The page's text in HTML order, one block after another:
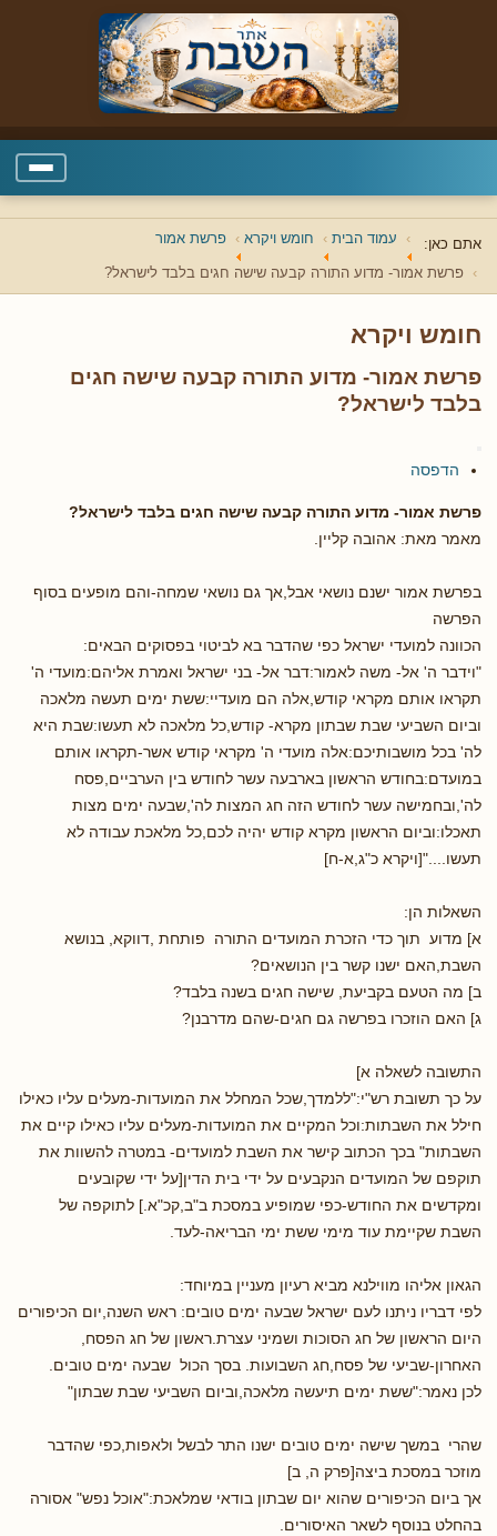
אתם כאן: עמוד הבית חומש ויקרא פרשת אמור
פרשת אמור- מדוע התורה קבעה שישה חגים בלבד לישראל?
חומש ויקרא
פרשת אמור- מדוע התורה קבעה שישה חגים
בלבד לישראל?
הדפסה
פרשת אמור- מדוע התורה קבעה שישה חגים בלבד לישראל?
מאמר מאת: אהובה קליין.
בפרשת אמור ישנם נושאי אבל,אך גם נושאי שמחה-והם מופעים בסוף
הפרשה
הכוונה למועדי ישראל כפי שהדבר בא לביטוי בפסוקים הבאים:
"וידבר ה' אל- משה לאמור:דבר אל- בני ישראל ואמרת אליהם:מועדי ה'
תקראו אותם מקראי קודש,אלה הם מועדיי:ששת ימים תעשה מלאכה
וביום השביעי שבת שבתון מקרא- קודש,כל מלאכה לא תעשו:שבת היא
לה' בכל מושבותיכם:אלה מועדי ה' מקראי קודש אשר-תקראו אותם
במועדם:בחודש הראשון בארבעה עשר לחודש בין הערביים,פסח
לה',ובחמישה עשר לחודש הזה חג המצות לה',שבעה ימים מצות
תאכלו:וביום הראשון מקרא קודש יהיה לכם,כל מלאכת עבודה לא
תעשו...."[ויקרא כ"ג,א-ח]
השאלות הן:
א] מדוע תוך כדי הזכרת המועדים התורה פותחת ,דווקא, בנושא
השבת,האם ישנו קשר בין הנושאים?
ב] מה הטעם בקביעת, שישה חגים בשנה בלבד?
ג] האם הוזכרו בפרשה גם חגים-שהם מדרבנן?
התשובה לשאלה א]
על כך תשובת רש"י:"ללמדך,שכל המחלל את המועדות-מעלים עליו כאילו
חילל את השבתות:וכל המקיים את המועדות-מעלים עליו כאילו קיים את
השבתות" בכך הכתוב קישר את השבת למועדים- במטרה להשוות את
תוקפם של המועדים הנקבעים על ידי בית הדין[על ידי שקובעים
ומקדשים את החודש-כפי שמופיע במסכת ב"ב,קכ"א.] לתוקפה של
השבת שקיימת עוד מימי ששת ימי הבריאה-לעד.
הגאון אליהו מווילנא מביא רעיון מעניין במיוחד:
לפי דבריו ניתנו לעם ישראל שבעה ימים טובים: ראש השנה,יום הכיפורים
היום הראשון של חג הסוכות ושמיני עצרת.ראשון של חג הפסח,
האחרון-שביעי של פסח,חג השבועות. בסך הכול שבעה ימים טובים.
לכן נאמר:"ששת ימים תיעשה מלאכה,וביום השביעי שבת שבתון"
שהרי במשך שישה ימים טובים ישנו התר לבשל ולאפות,כפי שהדבר
מוזכר במסכת ביצה[פרק ה, ב]
אך ביום הכיפורים שהוא יום שבתון בודאי שמלאכת:"אוכל נפש" אסורה
בהחלט בנוסף לשאר האיסורים.